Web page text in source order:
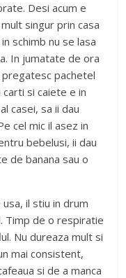
Desi acum e
singur prin casa
schimb nu se lasa
In jumatate de ora
pachetel
carti si caiete e in
casei, sa ii dau
cel mic il asez in
bebelusi, ii dau
de banana sau o
il stiu in drum
Timp de o respiratie
Nu dureaza mult si
mai consistent,
si de a manca